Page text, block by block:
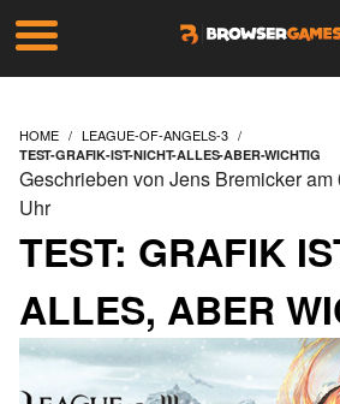
HOME LEAGUE-OF-ANGELS-3
TEST-GRAFIK-IST-NICHT-ALLES-ABER-WICHTIG
TEST: GRAFIK
ALLES, ABER
Geschrieben von Jens Bremicker
Uhr